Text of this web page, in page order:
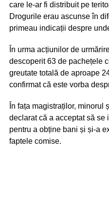
care le-ar fi distribuit pe
Drogurile erau ascunse în
primeau indicații despre
În urma acțiunilor de
descoperit 63 de pachețele
greutate totală de aproape
confirmat că este vorba
În fața magistraților, minorul
declarat că a acceptat să
pentru a obține bani și și-a
faptele comise.